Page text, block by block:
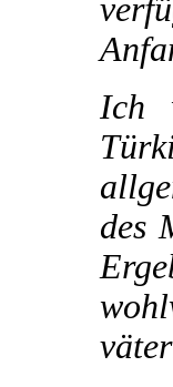
Ich
des